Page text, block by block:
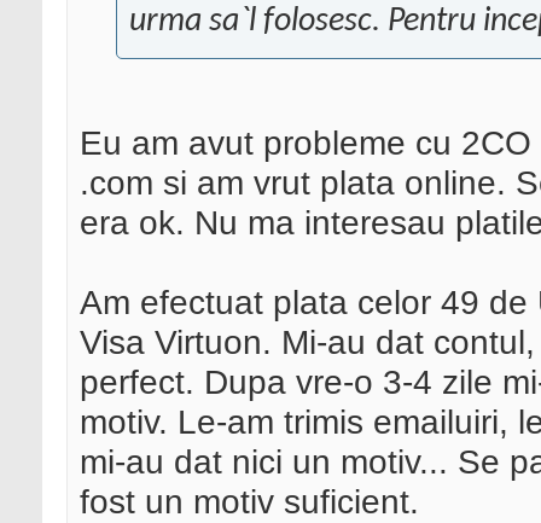
urma sa`l folosesc. Pentru
Eu am avut probleme cu
.com si am vrut plata online.
era ok. Nu ma interesau
Am efectuat plata celor 49
Visa Virtuon. Mi-au dat
perfect. Dupa vre-o 3-4 zile
motiv. Le-am trimis emailuiri,
mi-au dat nici un motiv... Se
fost un motiv suficient.